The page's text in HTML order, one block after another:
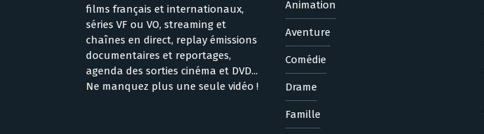
films français et internationaux,
séries VF ou VO, streaming et
chaînes en direct, replay émissions
documentaires et reportages,
agenda des sorties cinéma et DVD...
Ne manquez plus une seule vidéo !
Animation
Aventure
Comédie
Drame
Famille